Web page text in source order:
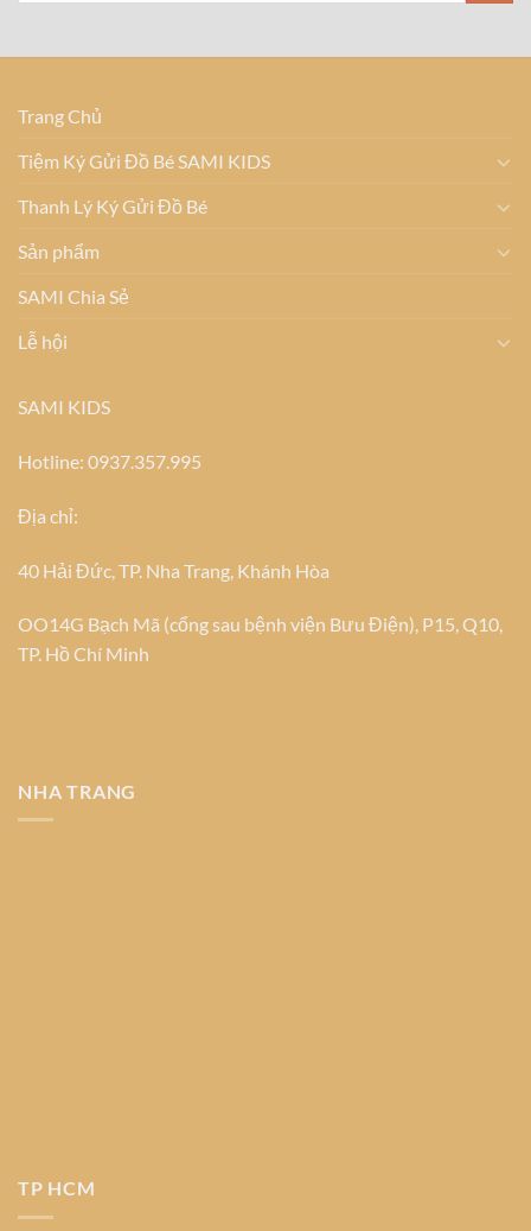
Trang Chủ
Tiệm Ký Gửi Đồ Bé SAMI KIDS
Thanh Lý Ký Gửi Đồ Bé
Sản phẩm
SAMI Chia Sẻ
Lễ hội
SAMI KIDS
Hotline: 0937.357.995
Địa chỉ:
40 Hải Đức, TP. Nha Trang, Khánh Hòa
OO14G Bạch Mã (cổng sau bệnh viện Bưu Điện), P15, Q10,
TP. Hồ Chí Minh
NHA TRANG
TP HCM